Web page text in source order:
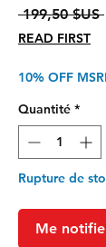
199,50 $US
READ FIRST
10% OFF
Quantité *
Rupture de
Me